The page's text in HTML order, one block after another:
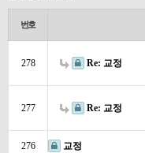
번호
278 Re: 교정
277 Re: 교정
276 교정